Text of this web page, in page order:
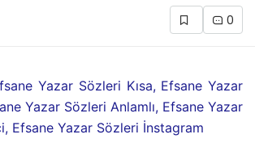
0
Yazar Sözleri Kısa, Efsane Yazar
Yazar Sözleri Anlamlı, Efsane Yazar
Efsane Yazar Sözleri İnstagram